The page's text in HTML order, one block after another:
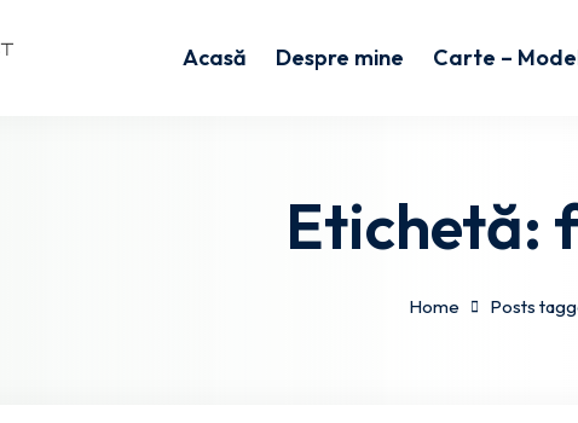
Acasă Despre mine Carte –
Etichetă:
Home Posts